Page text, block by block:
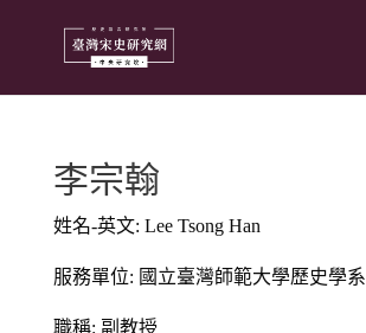
李宗翰
姓名-英文: Lee Tsong Han
服務單位: 國立臺灣師範大學歷史學系
職稱: 副教授